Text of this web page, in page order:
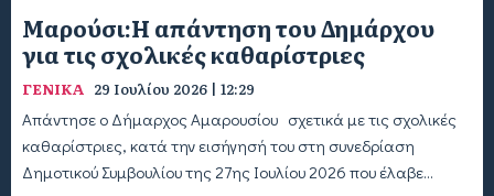
Μαρούσι:Η απάντηση του Δημάρχου
για τις σχολικές καθαρίστριες
ΓΕΝΙΚΑ 29 Ιουλίου 2026 | 12:29
Απάντησε ο Δήμαρχος Αμαρουσίου σχετικά με τις σχολικές
καθαρίστριες, κατά την εισήγησή του στη συνεδρίαση
Δημοτικού Συμβουλίου της 27ης Ιουλίου 2026 που έλαβε...